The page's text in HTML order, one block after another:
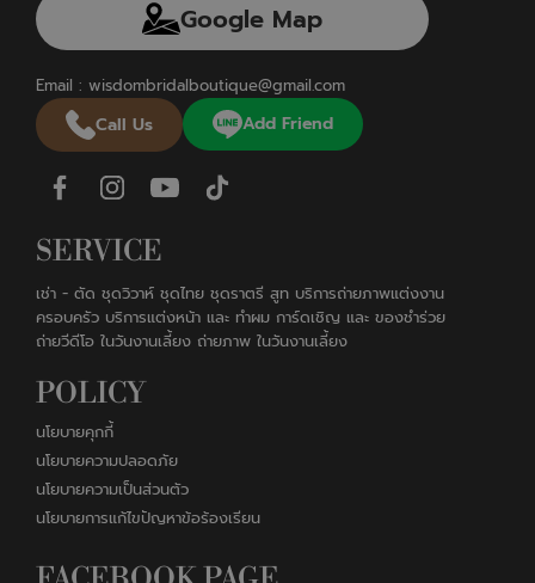
Google Map
Email : wisdombridalboutique@gmail.com
Call Us Add Friend
SERVICE
เช่า - ตัด ชุดวิวาห์ ชุดไทย ชุดราตรี สูท บริการถ่ายภาพแต่งงาน
ครอบครัว บริการแต่งหน้า และ ทำผม การ์ดเชิญ และ ของชำร่วย
ถ่ายวีดีโอ ในวันงานเลี้ยง ถ่ายภาพ ในวันงานเลี้ยง
POLICY
นโยบายคุกกี้
นโยบายความปลอดภัย
นโยบายความเป็นส่วนตัว
นโยบายการแก้ไขปัญหาข้อร้องเรียน